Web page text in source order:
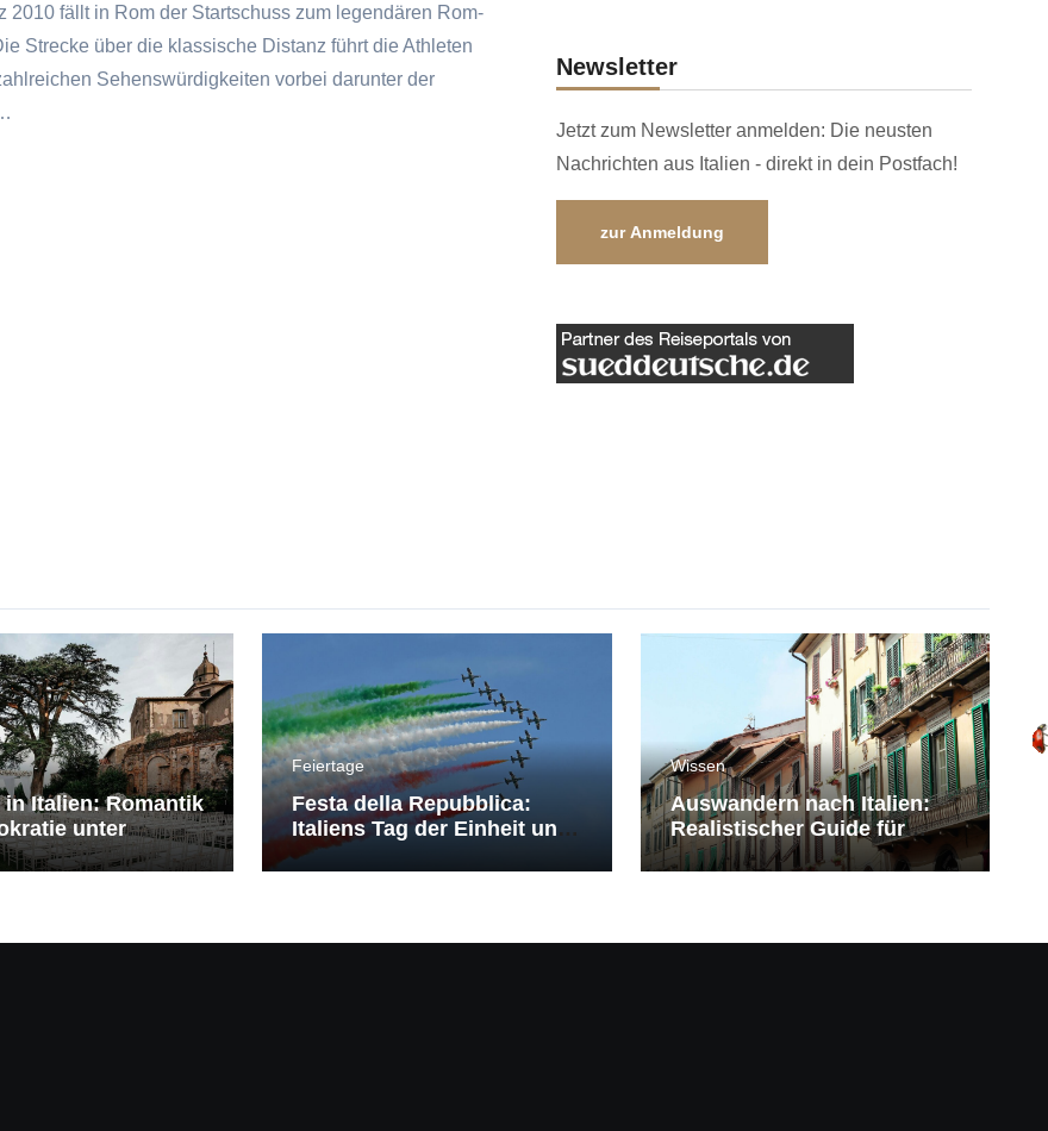
2010 fällt in Rom der Startschuss zum legendären Rom-
Strecke über die klassische Distanz führt die Athleten
Sehenswürdigkeiten vorbei darunter der
Newsletter
Jetzt zum Newsletter anmelden: Die neusten
Nachrichten aus Italien - direkt in dein Postfach!
zur Anmeldung
in Italien: Romantik
unter
Himmel
Feiertage
Festa della Repubblica:
Italiens Tag der Einheit und
Freiheit
Wissen
Auswandern nach Italien:
Realistischer Guide für
Deutsche